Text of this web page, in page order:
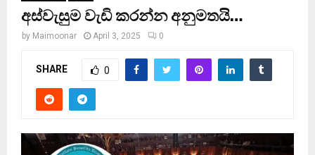
අස්වැසුම වැඩි කරන්න අනුමතයි…
by Maimoonar April 3, 2025 0
SHARE 0